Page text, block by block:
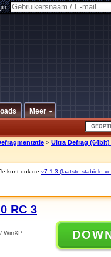
Meer
> Ultra Defrag (64bit)
kunt ook de v7.1.3 (laatste stabiele
RC 3
WinXP